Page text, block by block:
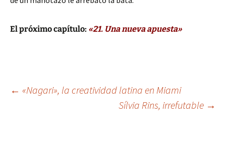
El próximo capítulo: «21. Una nueva apuesta»
Navegación
← «Nagari», la creatividad latina en Miami
Sílvia Rins, irrefutable →